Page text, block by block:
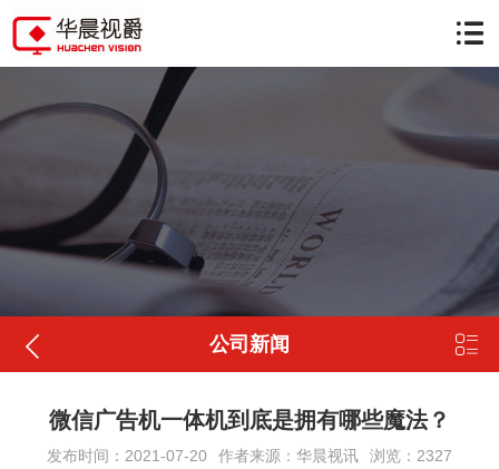
 公司新闻 
微信广告机一体机到底是拥有哪些魔法？
发布时间：2021-07-20 作者来源：华晨视讯 浏览：2327